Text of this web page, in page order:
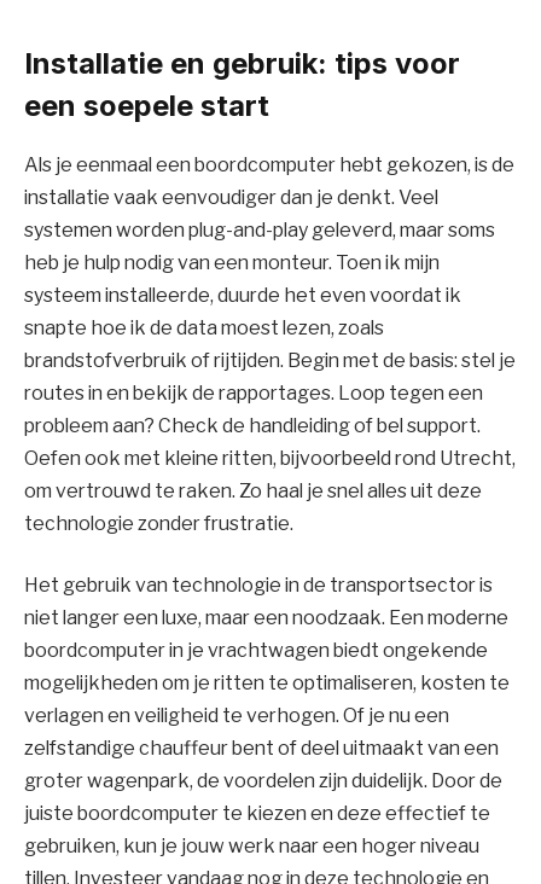
Installatie en gebruik: tips voor
een soepele start
Als je eenmaal een boordcomputer hebt gekozen, is de
installatie vaak eenvoudiger dan je denkt. Veel
systemen worden plug-and-play geleverd, maar soms
heb je hulp nodig van een monteur. Toen ik mijn
systeem installeerde, duurde het even voordat ik
snapte hoe ik de data moest lezen, zoals
brandstofverbruik of rijtijden. Begin met de basis: stel je
routes in en bekijk de rapportages. Loop tegen een
probleem aan? Check de handleiding of bel support.
Oefen ook met kleine ritten, bijvoorbeeld rond Utrecht,
om vertrouwd te raken. Zo haal je snel alles uit deze
technologie zonder frustratie.
Het gebruik van technologie in de transportsector is
niet langer een luxe, maar een noodzaak. Een moderne
boordcomputer in je vrachtwagen biedt ongekende
mogelijkheden om je ritten te optimaliseren, kosten te
verlagen en veiligheid te verhogen. Of je nu een
zelfstandige chauffeur bent of deel uitmaakt van een
groter wagenpark, de voordelen zijn duidelijk. Door de
juiste boordcomputer te kiezen en deze effectief te
gebruiken, kun je jouw werk naar een hoger niveau
tillen. Investeer vandaag nog in deze technologie en